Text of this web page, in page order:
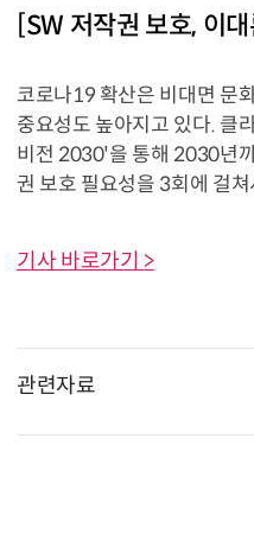
[SW 저작권 보호, 이
코로나19 확산은 비대면 문
중요성도 높아지고 있다. 클
비전 2030'을 통해 2030년
권 보호 필요성을 3회에 걸
기사 바로가기 >
관련자료